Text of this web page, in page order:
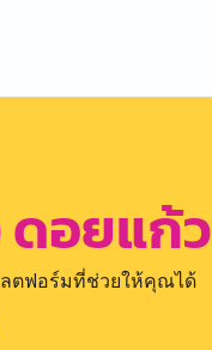
ดอยแก้ว
ตฟอร์มที่ช่วยให้คุณได้